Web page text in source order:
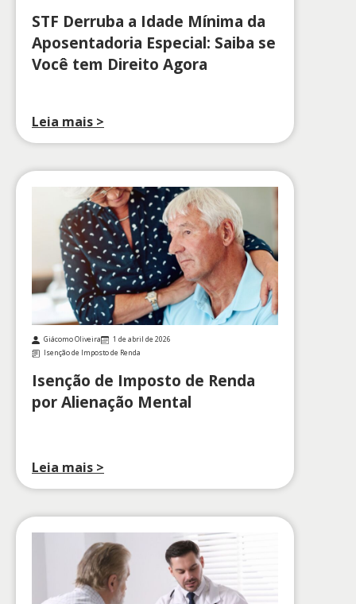
STF Derruba a Idade Mínima da
Aposentadoria Especial: Saiba se
Você tem Direito Agora
Leia mais >
Giácomo Oliveira
1 de abril de 2026
Isenção de Imposto de Renda
Isenção de Imposto de Renda
por Alienação Mental
Leia mais >